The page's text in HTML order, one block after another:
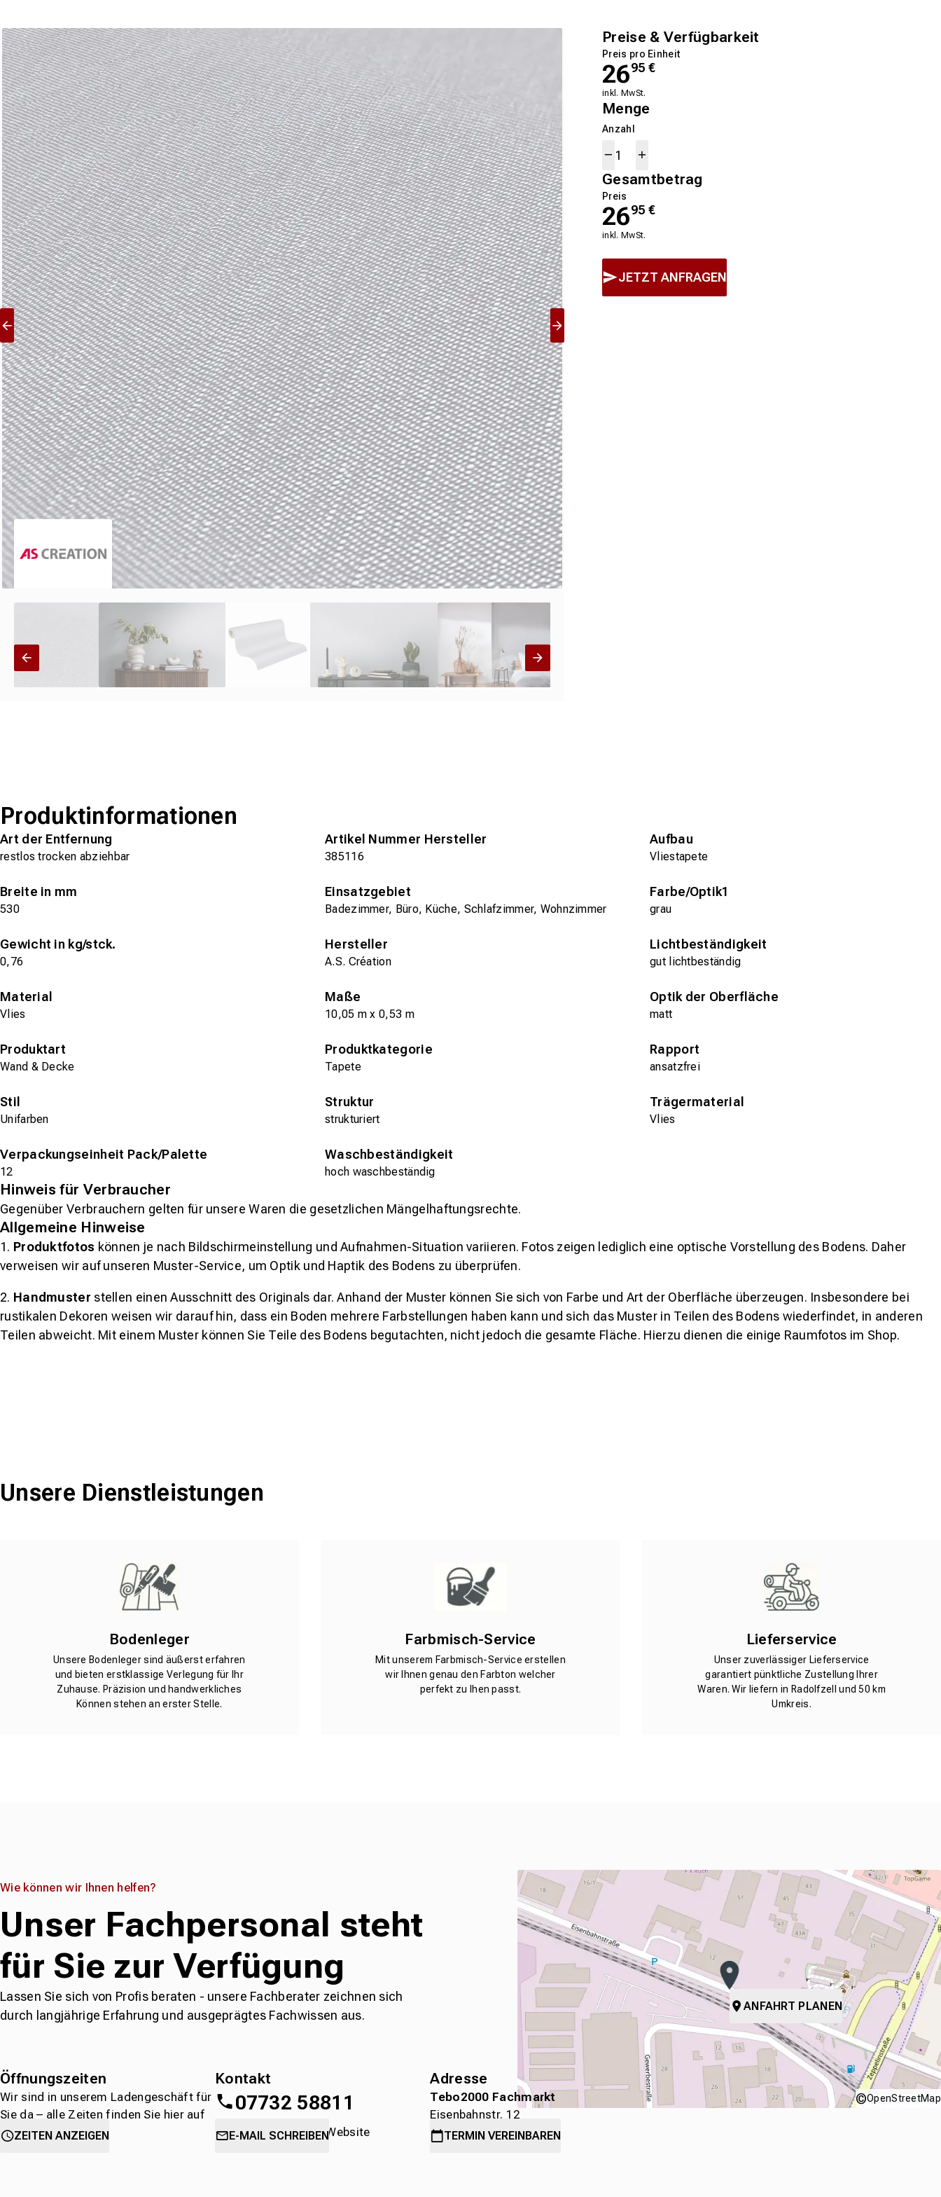
Preise & Verfügbarkeit
Preis pro Einheit
2695 €
inkl. MwSt.
Menge
Anzahl
Gesamtbetrag
Preis
2695 €
inkl. MwSt.
JETZT ANFRAGEN
Produktinformationen
Art der Entfernung
restlos trocken abziehbar
Artikel Nummer Hersteller
385116
Aufbau
Vliestapete
Breite in mm
530
Einsatzgebiet
Badezimmer, Büro, Küche, Schlafzimmer, Wohnzimmer
Farbe/Optik1
grau
Gewicht in kg/stck.
0,76
Hersteller
A.S. Création
Lichtbeständigkeit
gut lichtbeständig
Material
Vlies
Maße
10,05 m x 0,53 m
Optik der Oberfläche
matt
Produktart
Wand & Decke
Produktkategorie
Tapete
Rapport
ansatzfrei
Stil
Unifarben
Struktur
strukturiert
Trägermaterial
Vlies
Verpackungseinheit Pack/Palette
12
Waschbeständigkeit
hoch waschbeständig
Hinweis für Verbraucher
Gegenüber Verbrauchern gelten für unsere Waren die gesetzlichen Mängelhaftungsrechte.
Allgemeine Hinweise
1. Produktfotos können je nach Bildschirmeinstellung und Aufnahmen-Situation variieren. Fotos zeigen lediglich eine optische Vorstellung des Bodens. Daher
verweisen wir auf unseren Muster-Service, um Optik und Haptik des Bodens zu überprüfen.
2. Handmuster stellen einen Ausschnitt des Originals dar. Anhand der Muster können Sie sich von Farbe und Art der Oberfläche überzeugen. Insbesondere bei
rustikalen Dekoren weisen wir darauf hin, dass ein Boden mehrere Farbstellungen haben kann und sich das Muster in Teilen des Bodens wiederfindet, in anderen
Teilen abweicht. Mit einem Muster können Sie Teile des Bodens begutachten, nicht jedoch die gesamte Fläche. Hierzu dienen die einige Raumfotos im Shop.
Unsere Dienstleistungen
Bodenleger
Unsere Bodenleger sind äußerst erfahren
und bieten erstklassige Verlegung für Ihr
Zuhause. Präzision und handwerkliches
Können stehen an erster Stelle.
Farbmisch-Service
Mit unserem Farbmisch-Service erstellen
wir Ihnen genau den Farbton welcher
perfekt zu Ihen passt.
Lieferservice
Unser zuverlässiger Lieferservice
garantiert pünktliche Zustellung Ihrer
Waren. Wir liefern in Radolfzell und 50 km
Umkreis.
Wie können wir Ihnen helfen?
Unser Fachpersonal steht
für Sie zur Verfügung
Lassen Sie sich von Profis beraten - unsere Fachberater zeichnen sich
durch langjährige Erfahrung und ausgeprägtes Fachwissen aus.
Öffnungszeiten
Wir sind in unserem Ladengeschäft für
Sie da – alle Zeiten finden Sie hier auf
einen Blick.
ZEITEN ANZEIGEN
Kontakt
07732 58811
oderdirekt über die Website
E-MAIL SCHREIBEN
Adresse
Tebo2000 Fachmarkt
Eisenbahnstr. 12
78315 Radolfzell
TERMIN VEREINBAREN
ANFAHRT PLANEN
©OpenStreetMap